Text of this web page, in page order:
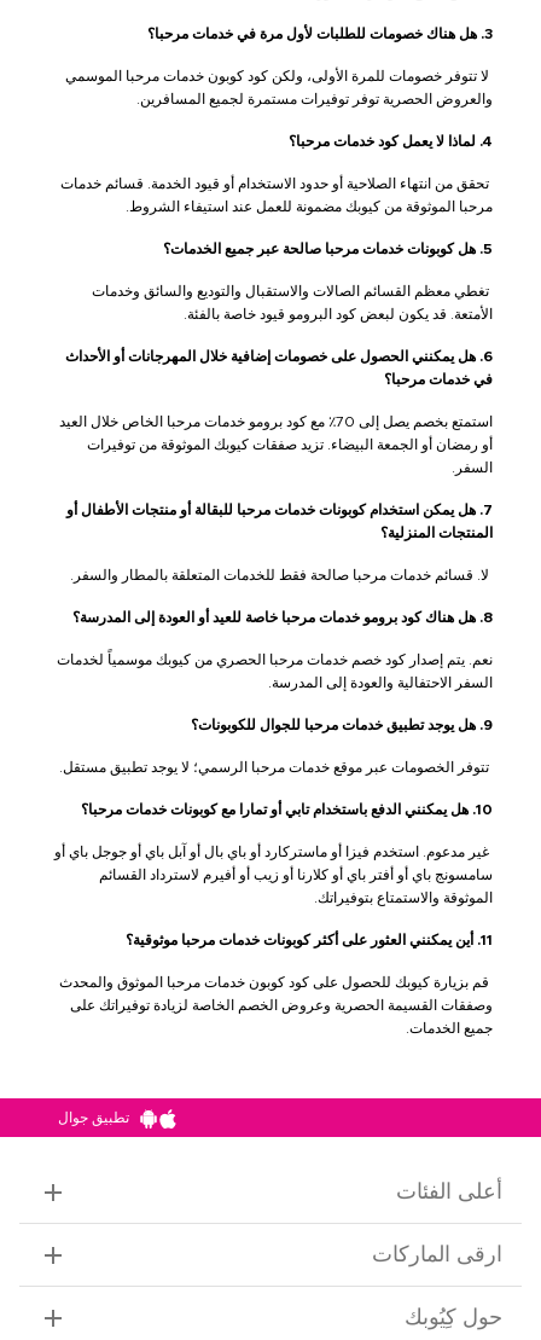
3. هل هناك خصومات للطلبات لأول مرة في خدمات مرحبا؟
لا تتوفر خصومات للمرة الأولى، ولكن كود كوبون خدمات مرحبا الموسمي
والعروض الحصرية توفر توفيرات مستمرة لجميع المسافرين.
4. لماذا لا يعمل كود خدمات مرحبا؟
تحقق من انتهاء الصلاحية أو حدود الاستخدام أو قيود الخدمة. قسائم خدمات
مرحبا الموثوقة من كيوبك مضمونة للعمل عند استيفاء الشروط.
5. هل كوبونات خدمات مرحبا صالحة عبر جميع الخدمات؟
تغطي معظم القسائم الصالات والاستقبال والتوديع والسائق وخدمات
الأمتعة. قد يكون لبعض كود البرومو قيود خاصة بالفئة.
6. هل يمكنني الحصول على خصومات إضافية خلال المهرجانات أو الأحداث
في خدمات مرحبا؟
استمتع بخصم يصل إلى 70٪ مع كود برومو خدمات مرحبا الخاص خلال العيد
أو رمضان أو الجمعة البيضاء. تزيد صفقات كيوبك الموثوقة من توفيرات
السفر.
7. هل يمكن استخدام كوبونات خدمات مرحبا للبقالة أو منتجات الأطفال أو
المنتجات المنزلية؟
لا. قسائم خدمات مرحبا صالحة فقط للخدمات المتعلقة بالمطار والسفر.
8. هل هناك كود برومو خدمات مرحبا خاصة للعيد أو العودة إلى المدرسة؟
نعم. يتم إصدار كود خصم خدمات مرحبا الحصري من كيوبك موسمياً لخدمات
السفر الاحتفالية والعودة إلى المدرسة.
9. هل يوجد تطبيق خدمات مرحبا للجوال للكوبونات؟
تتوفر الخصومات عبر موقع خدمات مرحبا الرسمي؛ لا يوجد تطبيق مستقل.
10. هل يمكنني الدفع باستخدام تابي أو تمارا مع كوبونات خدمات مرحبا؟
غير مدعوم. استخدم فيزا أو ماستركارد أو باي بال أو آبل باي أو جوجل باي أو
سامسونج باي أو أفتر باي أو كلارنا أو زيب أو أفيرم لاسترداد القسائم
الموثوقة والاستمتاع بتوفيراتك.
11. أين يمكنني العثور على أكثر كوبونات خدمات مرحبا موثوقية؟
قم بزيارة كيوبك للحصول على كود كوبون خدمات مرحبا الموثوق والمحدث
وصفقات القسيمة الحصرية وعروض الخصم الخاصة لزيادة توفيراتك على
جميع الخدمات.
تطبيق جوال
أعلى الفئات
ارقى الماركات
حول كِيُوبك